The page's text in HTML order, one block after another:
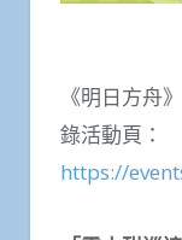
《明日方舟
錄活動頁：
https://